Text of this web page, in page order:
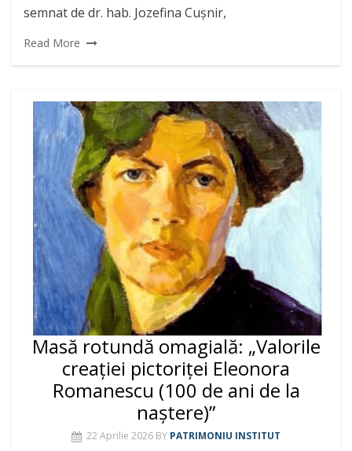
semnat de dr. hab. Jozefina Cușnir,
Read More
Masă rotundă omagială: „Valorile
creației pictoriței Eleonora
Romanescu (100 de ani de la
naștere)”
22 Aprilie 2026 BY PATRIMONIU INSTITUT